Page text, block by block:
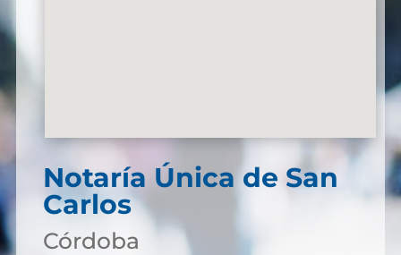
Notaría Única de San
Carlos
Córdoba